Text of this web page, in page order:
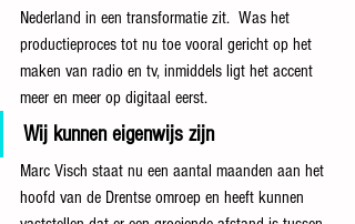
Nederland in een transformatie zit.  Was het
productieproces tot nu toe vooral gericht op het
maken van radio en tv, inmiddels ligt het accent
meer en meer op digitaal eerst.
Wij kunnen eigenwijs zijn
Marc Visch staat nu een aantal maanden aan het
hoofd van de Drentse omroep en heeft kunnen